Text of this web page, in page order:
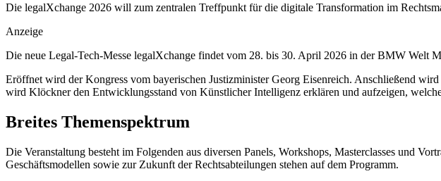
Die legalXchange 2026 will zum zentralen Treffpunkt für die digitale Transformation im
Anzeige
Die neue Legal-Tech-Messe legalXchange findet vom 28. bis 30. April 2026 in der BMW Welt
Eröffnet wird der Kongress vom bayerischen Justizminister Georg Eisenreich. Anschließend
wird Klöckner den Entwicklungsstand von Künstlicher Intelligenz erklären und aufzeigen,
Breites Themenspektrum
Die Veranstaltung besteht im Folgenden aus diversen Panels, Workshops, Masterclasses und
Geschäftsmodellen sowie zur Zukunft der Rechtsabteilungen stehen auf dem Programm.